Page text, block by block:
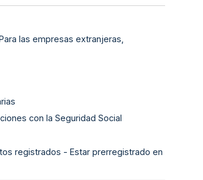
las empresas extranjeras,
con la Seguridad Social
registrados - Estar prerregistrado en